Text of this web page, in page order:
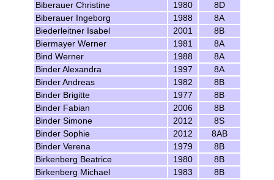
Biberauer Christine
1980
8D
Biberauer Ingeborg
1988
8A
Biederleitner Isabel
2001
8B
Biermayer Werner
1981
8A
Bind Werner
1988
8A
Binder Alexandra
1997
8A
Binder Andreas
1982
8B
Binder Brigitte
1977
8B
Binder Fabian
2006
8B
Binder Simone
2012
8S
Binder Sophie
2012
8AB
Binder Verena
1979
8B
Birkenberg Beatrice
1980
8B
Birkenberg Michael
1983
8B